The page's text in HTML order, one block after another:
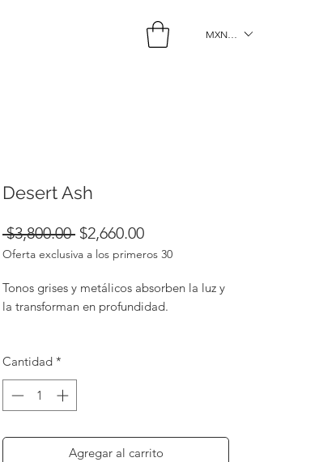
MXN ($)
Desert Ash
$3,800.00 Precio
$2,660.00Precio
de
oferta
Oferta exclusiva a los primeros 30
Tonos grises y metálicos absorben la luz y
la transforman en profundidad.
movimiento.
Pieza hecha artesanalmente de cristal
cromado y plata, cristal Swarovski y
hematita, con terminaciones chapadas en
Cantidad *
Agregar al carrito